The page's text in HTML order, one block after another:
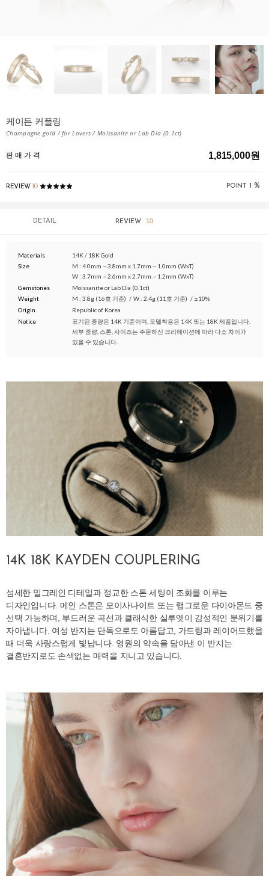
케이든 커플링
Champagne gold / for Lovers / Moissanite or Lab Dia (0.1ct)
판 매 가 격 1,815,000원
POINT %
REVIEW 10
DETAIL REVIEW 10
Materials
14K / 18K Gold
Size
M : 4.0mm ~ 3.8mm x 1.7mm ~ 1.0mm (WxT)
W : 3.7mm ~ 2.6mm x 2.7mm ~ 1.2mm (WxT)
Gemstones
Moissanite or Lab Dia (0.1ct)
Weight
M : 3.8g (16호 기준) / W : 2.4g (11호 기준) / ±10%
Origin
Republic of Korea
Notice
표기된 중량은 14K 기준이며, 모델착용은 14K 또는 18K 제품입니다.
세부 중량, 스톤, 사이즈는 주문하신 크리에이션에 따라 다소 차이가
있을 수 있습니다.
14K 18K KAYDEN COUPLERING
섬세한 밀그레인 디테일과 정교한 스톤 세팅이 조화를 이루는
디자인입니다. 메인 스톤은 모이사나이트 또는 랩그로운 다이아몬드 중
선택 가능하며, 부드러운 곡선과 클래식한 실루엣이 감성적인 분위기를
자아냅니다. 여성 반지는 단독으로도 아름답고, 가드링과 레이어드했을
때 더욱 사랑스럽게 빛납니다. 영원의 약속을 담아낸 이 반지는
결혼반지로도 손색없는 매력을 지니고 있습니다.